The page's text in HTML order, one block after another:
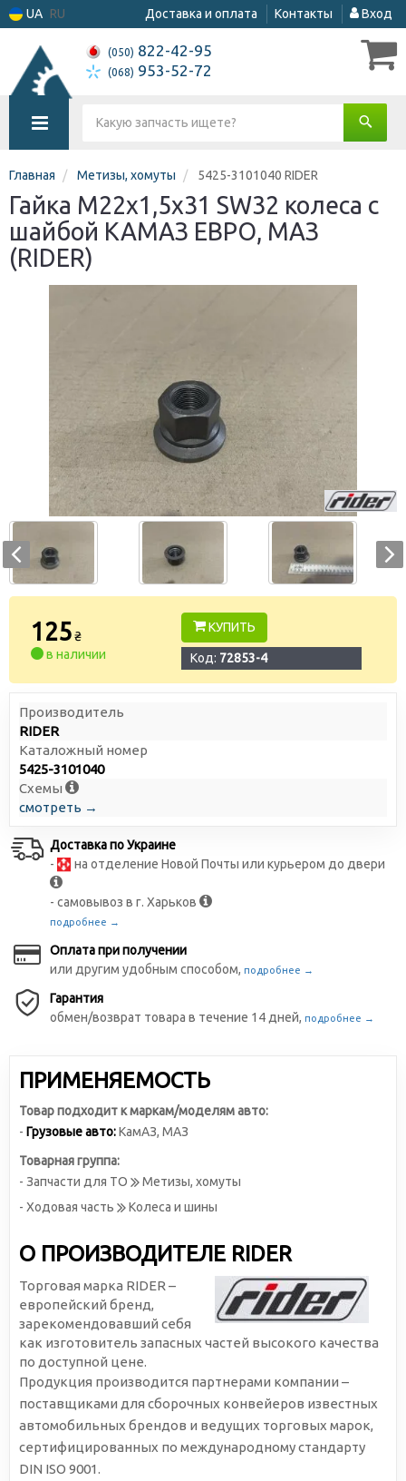
UA RU Доставка и оплата Контакты Вход
(050) 822-42-95
(068) 953-52-72
Главная Метизы, хомуты 5425-3101040 RIDER
Гайка М22х1,5x31 SW32 колеса с
шайбой КАМАЗ ЕВРО, МАЗ
(RIDER)
125₴
в наличии
КУПИТЬ
Код: 72853-4
Производитель
RIDER
Каталожный номер
5425-3101040
Схемы
смотреть →
Доставка по Украине
-
на отделение Новой Почты или курьером до двери
- самовывоз в г. Харьков
подробнее →
Оплата при получении
или другим удобным способом, подробнее →
Гарантия
обмен/возврат товара в течение 14 дней, подробнее →
ПРИМЕНЯЕМОСТЬ
Товар подходит к маркам/моделям авто:
- Грузовые авто:КамАЗ, МАЗ
Товарная группа:
- Запчасти для ТО
Метизы, хомуты
- Ходовая часть
Колеса и шины
О ПРОИЗВОДИТЕЛЕ RIDER
Торговая марка RIDER –
европейский бренд,
зарекомендовавший себя
как изготовитель запасных частей высокого качества
по доступной цене.
Продукция производится партнерами компании –
поставщиками для сборочных конвейеров известных
автомобильных брендов и ведущих торговых марок,
сертифицированных по международному стандарту
DIN ISO 9001.